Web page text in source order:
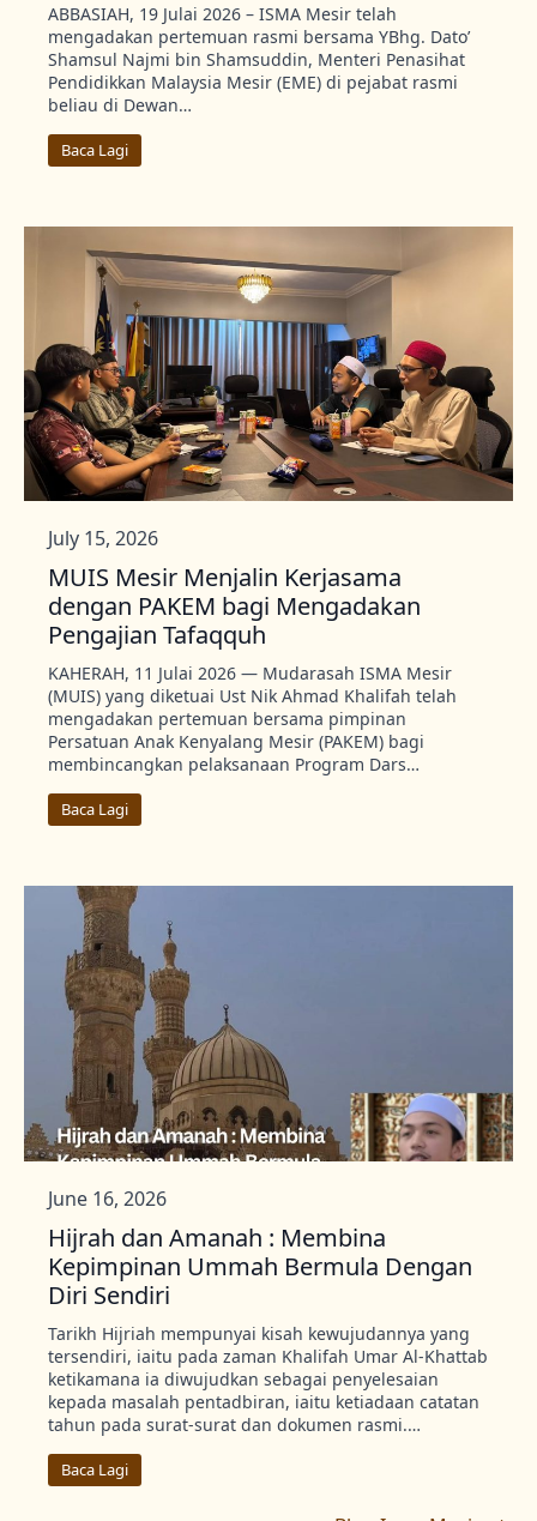
ABBASIAH, 19 Julai 2026 – ISMA Mesir telah
mengadakan pertemuan rasmi bersama YBhg. Dato’
Shamsul Najmi bin Shamsuddin, Menteri Penasihat
Pendidikkan Malaysia Mesir (EME) di pejabat rasmi
beliau di Dewan…
Baca Lagi
MUIS Mesir Menjalin Kerjasama
dengan PAKEM bagi Mengadakan
Pengajian Tafaqquh
July 15, 2026
KAHERAH, 11 Julai 2026 — Mudarasah ISMA Mesir
(MUIS) yang diketuai Ust Nik Ahmad Khalifah telah
mengadakan pertemuan bersama pimpinan
Persatuan Anak Kenyalang Mesir (PAKEM) bagi
membincangkan pelaksanaan Program Dars…
Baca Lagi
Hijrah dan Amanah : Membina
Kepimpinan Ummah Bermula Dengan
Diri Sendiri
June 16, 2026
Tarikh Hijriah mempunyai kisah kewujudannya yang
tersendiri, iaitu pada zaman Khalifah Umar Al-Khattab
ketikamana ia diwujudkan sebagai penyelesaian
kepada masalah pentadbiran, iaitu ketiadaan catatan
tahun pada surat-surat dan dokumen rasmi.…
Baca Lagi